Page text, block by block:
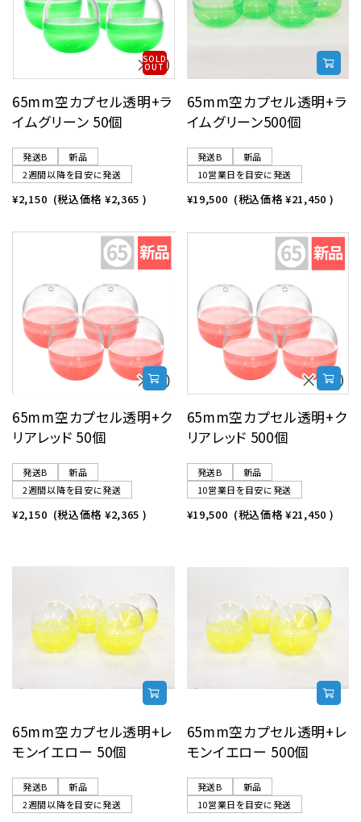
SOLD
OUT
65mm空カプセル透明+ラ
イムグリーン 50個
発送B
新品
2週間以降を目安に発送
¥2,150 (税込価格 ¥2,365 )
65mm空カプセル透明+ラ
イムグリーン500個
発送B
新品
10営業日を目安に発送
¥19,500 (税込価格¥21,450 )
65mm空カプセル透明+ク
リアレッド 50個
発送B
新品
2週間以降を目安に発送
¥2,150 (税込価格 ¥2,365 )
65mm空カプセル透明+ク
リアレッド 500個
発送B
新品
10営業日を目安に発送
¥19,500 (税込価格¥21,450 )
65mm空カプセル透明+レ
モンイエロー 50個
発送B
新品
2週間以降を目安に発送
65mm空カプセル透明+レ
モンイエロー 500個
発送B
新品
10営業日を目安に発送